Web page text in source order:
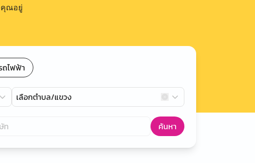
คุณอยู่
ถไฟฟ้า
เลือกตำบล/แขวง
ค้นหา